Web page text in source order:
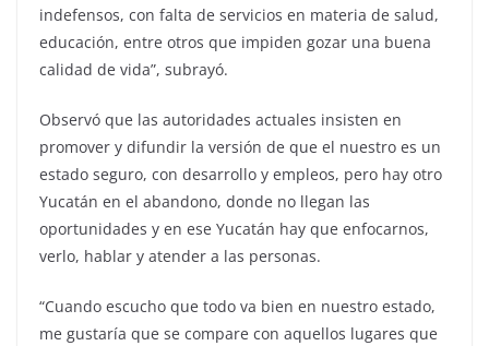
indefensos, con falta de servicios en materia de salud,
educación, entre otros que impiden gozar una buena
calidad de vida”, subrayó.
Observó que las autoridades actuales insisten en
promover y difundir la versión de que el nuestro es un
estado seguro, con desarrollo y empleos, pero hay otro
Yucatán en el abandono, donde no llegan las
oportunidades y en ese Yucatán hay que enfocarnos,
verlo, hablar y atender a las personas.
“Cuando escucho que todo va bien en nuestro estado,
me gustaría que se compare con aquellos lugares que